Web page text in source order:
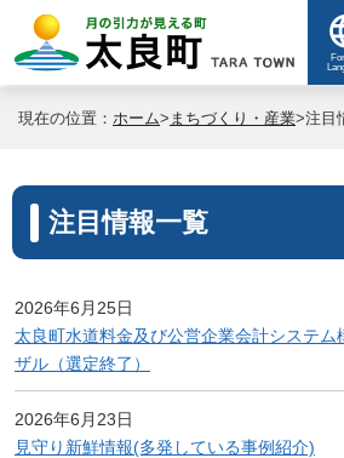
現在の位置： ホーム> まちづくり・産業>注目
注目情報一覧
2026年6月25日
太良町水道料金及び公営企業会計システム
ザル（選定終了）
2026年6月23日
見守り新鮮情報(多発している事例紹介)